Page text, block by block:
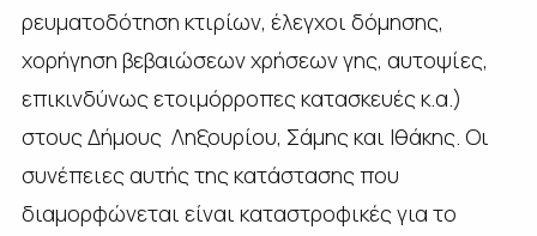
ρευματοδότηση κτιρίων, έλεγχοι δόμησης,
χορήγηση βεβαιώσεων χρήσεων γης, αυτοψίες,
επικινδύνως ετοιμόρροπες κατασκευές κ.α.)
στους Δήμους Ληξουρίου, Σάμης και Ιθάκης. Οι
συνέπειες αυτής της κατάστασης που
διαμορφώνεται είναι καταστροφικές για το